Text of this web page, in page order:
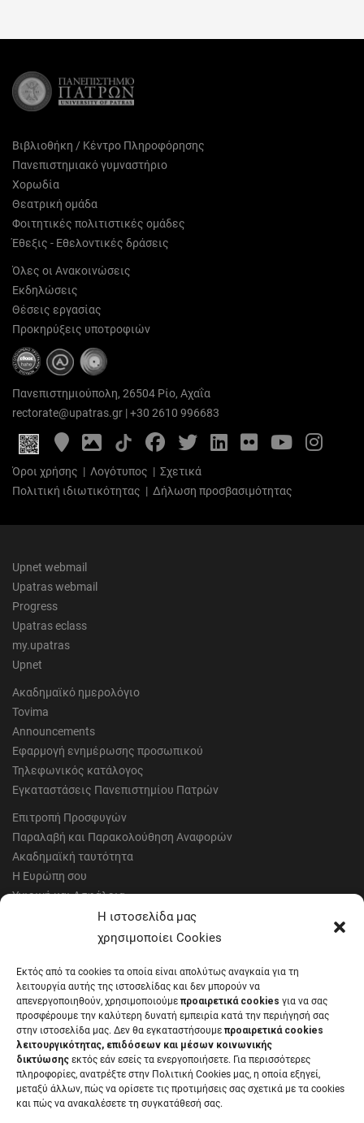
Η ιστοσελίδα μας
χρησιμοποίει Cookies
Εκτός από τα cookies τα οποία είναι απολύτως αναγκαία για τη
λειτουργία αυτής της ιστοσελίδας και δεν μπορούν να
απενεργοποιηθούν, χρησιμοποιούμε προαιρετικά cookies για να σας
προσφέρουμε την καλύτερη δυνατή εμπειρία κατά την περιήγησή σας
στην ιστοσελίδα μας. Δεν θα εγκαταστήσουμε προαιρετικά cookies
λειτουργικότητας, επιδόσεων και μέσων κοινωνικής
δικτύωσης εκτός εάν εσείς τα ενεργοποιήσετε. Για περισσότερες
πληροφορίες, ανατρέξτε στην Πολιτική Cookies μας, η οποία εξηγεί,
μεταξύ άλλων, πώς να ορίσετε τις προτιμήσεις σας σχετικά με τα cookies
και πώς να ανακαλέσετε τη συγκατάθεσή σας.
(Twitter)
Βιβλιοθήκη / Κέντρο Πληροφόρησης
Πανεπιστημιακό γυμναστήριο
Χορωδία
Θεατρική ομάδα
Φοιτητικές πολιτιστικές ομάδες
Έθεξις - Εθελοντικές δράσεις
Όλες οι Ανακοινώσεις
Εκδηλώσεις
Θέσεις εργασίας
Προκηρύξεις υποτροφιών
Πανεπιστημιούπολη, 26504 Ρίο, Αχαΐα
rectorate@upatras.gr |+30 2610 996683
Google
Maps
Photo
Gallery
FacebookTwitterLinkedIn
FlickrYouTube
Όροι χρήσης | Λογότυπος | Σχετικά
Πολιτική ιδιωτικότητας | Δήλωση προσβασιμότητας
Upnet webmail
Upatras webmail
Progress
Upatras eclass
my.upatras
Upnet
Ακαδημαϊκό ημερολόγιο
Tovima
Announcements
Εφαρμογή ενημέρωσης προσωπικού
Τηλεφωνικός κατάλογος
Εγκαταστάσεις Πανεπιστημίου Πατρών
Επιτροπή Προσφυγών
Παραλαβή και Παρακολούθηση Αναφορών
Ακαδημαϊκή ταυτότητα
Η Ευρώπη σου
Υγιεινή και Ασφάλεια
Έντυπα Οικονομικής Υπηρεσίας
Έντυπα Διοικητικών Υπηρεσιών
Μητρώα αξιολογητών
Δημόσια Διαβούλευση
Συνεδριάσεις Συγκλήτου
Συνεδριάσεις Συμβουλίου Διοίκησης
EUNICoast European University